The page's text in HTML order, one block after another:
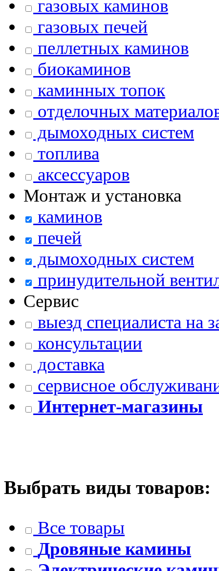
газовых каминов
газовых печей
пеллетных каминов
биокаминов
каминных топок
отделочных
дымоходных систем
топлива
аксессуаров
Монтаж и установка
каминов
печей
дымоходных систем
принудительной
Сервис
выезд специалиста на
консультации
доставка
сервисное
Интернет-магазины
Выбрать виды товаров:
Все товары
Дровяные камины